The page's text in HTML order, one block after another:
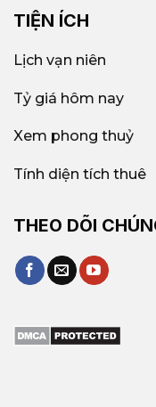
TIỆN ÍCH
Lịch vạn niên
Tỷ giá hôm nay
Xem phong thuỷ
Tính diện tích thuê
THEO DÕI